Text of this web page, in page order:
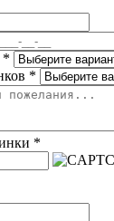
*
*
*